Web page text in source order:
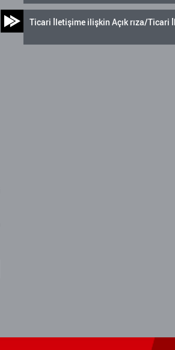
Ticari İletişime ilişkin Açık rıza/Ticari